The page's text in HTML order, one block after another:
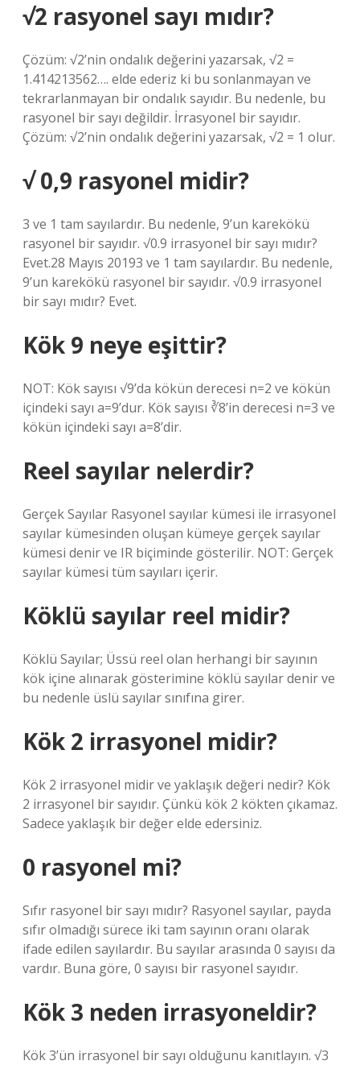
√2 rasyonel sayı mıdır?
Çözüm: √2’nin ondalık değerini yazarsak, √2 =
1.414213562…. elde ederiz ki bu sonlanmayan ve
tekrarlanmayan bir ondalık sayıdır. Bu nedenle, bu
rasyonel bir sayı değildir. İrrasyonel bir sayıdır.
Çözüm: √2’nin ondalık değerini yazarsak, √2 = 1 olur.
√ 0,9 rasyonel midir?
3 ve 1 tam sayılardır. Bu nedenle, 9’un karekökü
rasyonel bir sayıdır. √0.9 irrasyonel bir sayı mıdır?
Evet.28 Mayıs 20193 ve 1 tam sayılardır. Bu nedenle,
9’un karekökü rasyonel bir sayıdır. √0.9 irrasyonel
bir sayı mıdır? Evet.
Kök 9 neye eşittir?
NOT: Kök sayısı √9’da kökün derecesi n=2 ve kökün
içindeki sayı a=9’dur. Kök sayısı ∛8’in derecesi n=3 ve
kökün içindeki sayı a=8’dir.
Reel sayılar nelerdir?
Gerçek Sayılar Rasyonel sayılar kümesi ile irrasyonel
sayılar kümesinden oluşan kümeye gerçek sayılar
kümesi denir ve IR biçiminde gösterilir. NOT: Gerçek
sayılar kümesi tüm sayıları içerir.
Köklü sayılar reel midir?
Köklü Sayılar; Üssü reel olan herhangi bir sayının
kök içine alınarak gösterimine köklü sayılar denir ve
bu nedenle üslü sayılar sınıfına girer.
Kök 2 irrasyonel midir?
Kök 2 irrasyonel midir ve yaklaşık değeri nedir? Kök
2 irrasyonel bir sayıdır. Çünkü kök 2 kökten çıkamaz.
Sadece yaklaşık bir değer elde edersiniz.
0 rasyonel mi?
Sıfır rasyonel bir sayı mıdır? Rasyonel sayılar, payda
sıfır olmadığı sürece iki tam sayının oranı olarak
ifade edilen sayılardır. Bu sayılar arasında 0 sayısı da
vardır. Buna göre, 0 sayısı bir rasyonel sayıdır.
Kök 3 neden irrasyoneldir?
Kök 3’ün irrasyonel bir sayı olduğunu kanıtlayın. √3